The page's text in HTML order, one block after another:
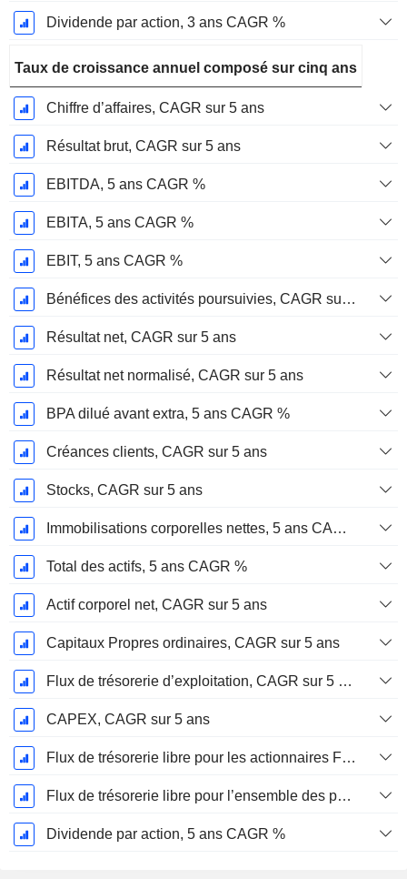
Dividende par action, 3 ans CAGR %
Taux de croissance annuel composé sur cinq ans
Chiffre d’affaires, CAGR sur 5 ans
Résultat brut, CAGR sur 5 ans
EBITDA, 5 ans CAGR %
EBITA, 5 ans CAGR %
EBIT, 5 ans CAGR %
Bénéfices des activités poursuivies, CAGR sur 5 ans
Résultat net, CAGR sur 5 ans
Résultat net normalisé, CAGR sur 5 ans
BPA dilué avant extra, 5 ans CAGR %
Créances clients, CAGR sur 5 ans
Stocks, CAGR sur 5 ans
Immobilisations corporelles nettes, 5 ans CAGR %
Total des actifs, 5 ans CAGR %
Actif corporel net, CAGR sur 5 ans
Capitaux Propres ordinaires, CAGR sur 5 ans
Flux de trésorerie d’exploitation, CAGR sur 5 ans
CAPEX, CAGR sur 5 ans
Flux de trésorerie libre pour les actionnaires FCFE, CAGR sur 5 ans
Flux de trésorerie libre pour l’ensemble des pourvoyeurs de fonds (créanciers et actionnaires) FCFF, CAGR sur 5 ans
Dividende par action, 5 ans CAGR %